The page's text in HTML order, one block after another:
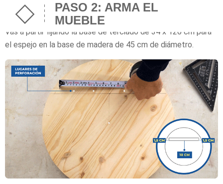
PASO 2: ARMA EL
MUEBLE
Vas a partir fijando la base de terciado de 34 x 126 cm para
el espejo en la base de madera de 45 cm de diámetro.